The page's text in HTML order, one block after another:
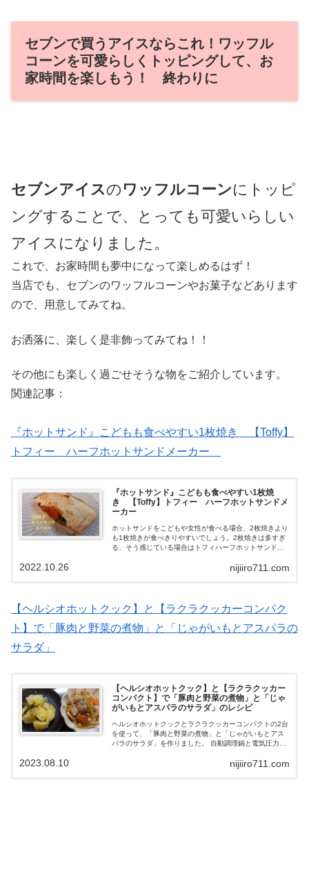
セブンで買うアイスならこれ！ワッフル
コーンを可愛らしくトッピングして、お
家時間を楽しもう！ 終わりに
セブンアイスの ワッフルコーンにトッピ
ングすることで、とっても可愛いらしい
アイスになりました。
これで、お家時間も夢中になって楽しめるはず！
当店でも、セブンのワッフルコーンやお菓子などあります
ので、用意してみてね。
お洒落に、楽しく是非飾ってみてね！！
その他にも楽しく過ごせそうな物をご紹介しています。
関連記事：
『ホットサンド』こどもも食べやすい1枚焼き 【Toffy】
トフィー ハーフホットサンドメーカー
『ホットサンド』こどもも食べやすい1枚焼
き 【Toffy】トフィー ハーフホットサンドメ
ーカー
ホットサンドをこどもや女性が食べる場合、2枚焼きより
も1枚焼きが食べきりやすいでしょう。2枚焼きは多すぎ
る、そう感じている場合はトフィハーフホットサンドメ
nijiiro711.com
2022.10.26
【ヘルシオホットクック】と【ラクラクッカーコンパク
ト】で「豚肉と野菜の煮物」と「じゃがいもとアスパラの
サラダ」
【ヘルシオホットクック】と【ラクラクッカー
コンパクト】で「豚肉と野菜の煮物」と「じゃ
がいもとアスパラのサラダ」のレシピ
ヘルシオホットクックとラクラクッカーコンパクトの2台
を使って、「豚肉と野菜の煮物」と「じゃがいもとアス
パラのサラダ」を作りました。 自動調理鍋と電気圧力鍋
を入れたら後は時間になるまでお任せ出来る部分があり
nijiiro711.com
2023.08.10